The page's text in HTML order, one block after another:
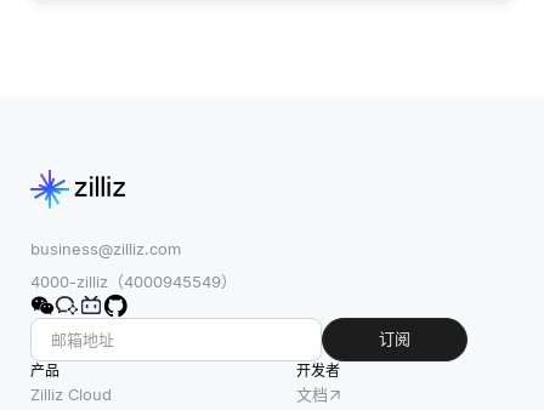
business@zilliz.com
4000-zilliz（4000945549）
订阅
产品
Zilliz Cloud
开发者
文档